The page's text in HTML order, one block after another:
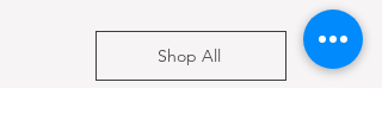
Shop All